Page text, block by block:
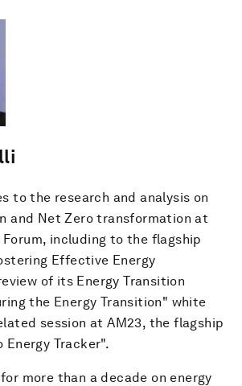
to the research and analysis on
and Net Zero transformation at
Forum, including to the flagship
Effective Energy
of its Energy Transition
the Energy Transition" white
session at AM23, the flagship
Tracker".
more than a decade on energy